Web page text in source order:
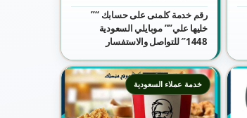
رقم خدمة كلمنى على حسابك “”
خليها علي”” موبايلي السعودية
1448″ للتواصل والاستفسار
خدمة عملاء السعودية